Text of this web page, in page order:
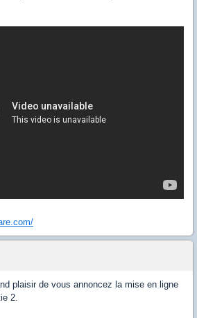
plaisir de vous annoncez la mise en ligne
2.